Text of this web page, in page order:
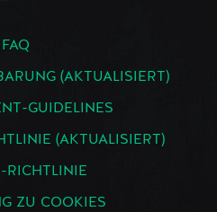
FAQ
(AKTUALISIERT)
GUIDELINES
(AKTUALISIERT)
RICHTLINIE
ZU COOKIES